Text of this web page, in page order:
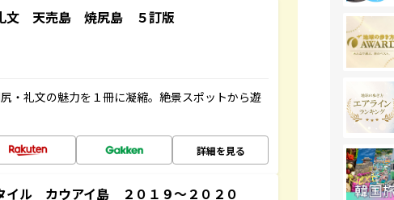
天売島 焼尻島 ５訂版
・礼文の魅力を１冊に凝縮。絶景スポットから遊
詳細を見る
ル カウアイ島 ２０１９～２０２０